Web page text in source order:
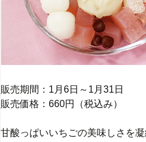
販売期間：1月6日～1月31日
販売価格：660円（税込み）
甘酸っぱいいちごの美味しさを